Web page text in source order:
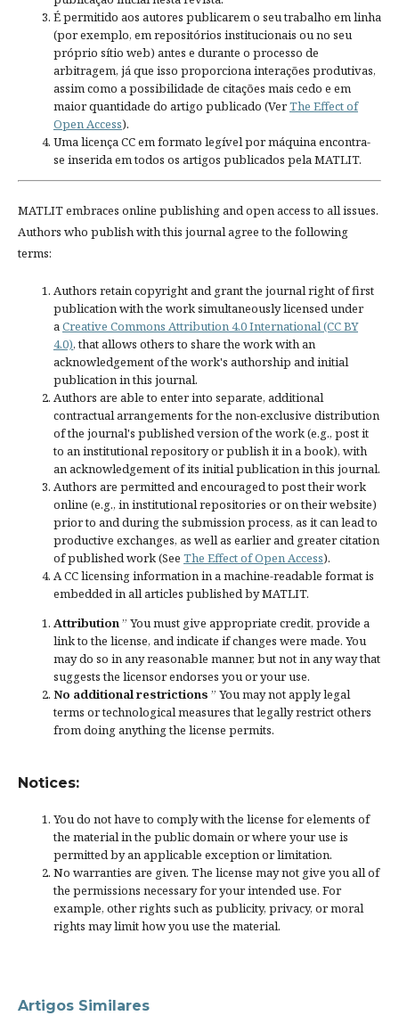
É permitido aos autores publicarem o seu trabalho em linha
(por exemplo, em repositórios institucionais ou no seu
próprio sítio web) antes e durante o processo de
arbitragem, já que isso proporciona interações produtivas,
assim como a possibilidade de citações mais cedo e em
maior quantidade do artigo publicado (VerThe Effect of
Open Access).
Uma licença CC em formato legível por máquina encontra-
se inserida em todos os artigos publicados pela MATLIT.
MATLIT embraces online publishing and open access to all issues.
Authors who publish with this journal agree to the following
terms:
Authors retain copyright and grant the journal right of first
publication with the work simultaneously licensed under
aCreative Commons Attribution 4.0 International (CC BY
4.0), that allows others to share the work with an
acknowledgement of the work's authorship and initial
publication in this journal.
Authors are able to enter into separate, additional
contractual arrangements for the non-exclusive distribution
of the journal's published version of the work (e.g., post it
to an institutional repository or publish it in a book), with
an acknowledgement of its initial publication in this journal.
Authors are permitted and encouraged to post their work
online (e.g., in institutional repositories or on their website)
prior to and during the submission process, as it can lead to
productive exchanges, as well as earlier and greater citation
of published work (See The Effect of Open Access).
A CC licensing information in a machine-readable format is
embedded in all articles published by MATLIT.
Attribution” You must give appropriate credit, provide a
link to the license, andindicate if changes were made. You
may do so in any reasonable manner, but not in any way that
suggests the licensor endorses you or your use.
No additional restrictions ” You may not apply legal
terms ortechnological measuresthat legally restrict others
from doing anything the license permits.
Notices:
You do not have to comply with the license for elements of
the material in the public domain or where your use is
permitted by an applicable exception or limitation.
No warranties are given. The license may not give you all of
the permissions necessary for your intended use. For
example, other rights such as publicity, privacy, or moral
rights may limit how you use the material.
Artigos Similares